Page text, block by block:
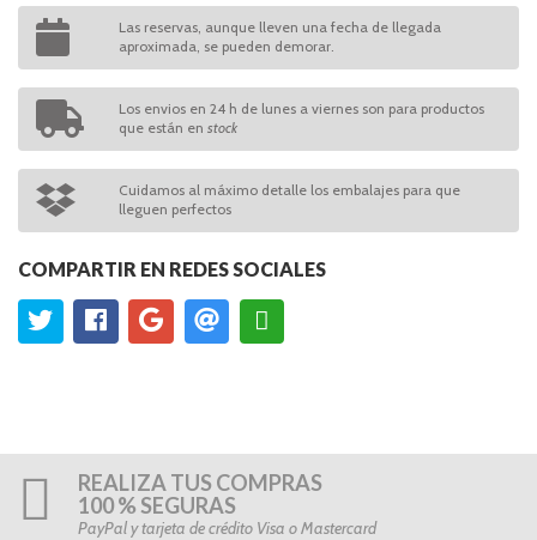
Las reservas, aunque lleven una fecha de llegada
aproximada, se pueden demorar.
Los envios en 24 h de lunes a viernes son para productos
que están en stock
Cuidamos al máximo detalle los embalajes para que
lleguen perfectos
COMPARTIR EN REDES SOCIALES
REALIZA TUS COMPRAS
100 % SEGURAS
PayPal y tarjeta de crédito Visa o Mastercard